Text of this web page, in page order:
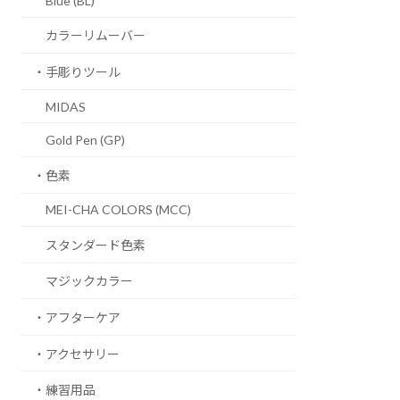
カラーリムーバー
・手彫りツール
MIDAS
Gold Pen (GP)
・色素
MEI-CHA COLORS (MCC)
スタンダード色素
マジックカラー
・アフターケア
・アクセサリー
・練習用品